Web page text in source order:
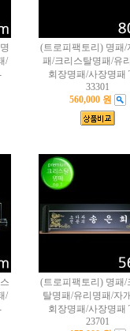
/
(트로피팩토리) 명패/
패/크리스탈명패/유
회장명패/사장명패
33301
560,000 원
/
(트로피팩토리) 명패/
탈명패/유리명패/자
회장명패/사장명패
23701